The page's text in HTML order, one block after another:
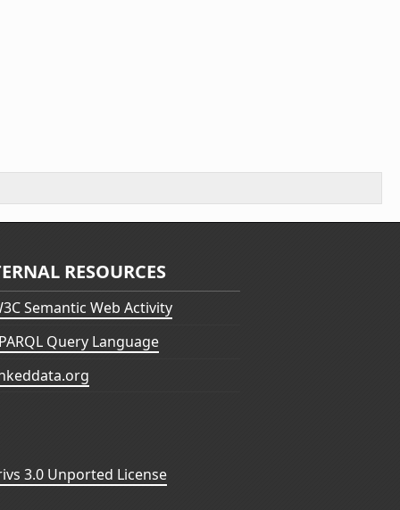
RESOURCES
Semantic Web Activity
Query Language
3.0 Unported License